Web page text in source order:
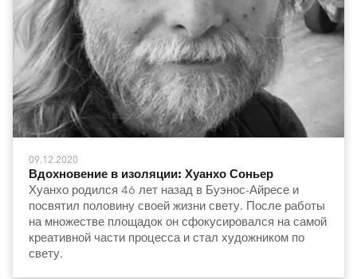
09.12.2020
Вдохновение в изоляции: Хуанхо Соньер
Хуанхо родился 46 лет назад в Буэнос-Айресе и
посвятил половину своей жизни свету. После работы
на множестве площадок он сфокусировался на самой
креативной части процесса и стал художником по
свету.